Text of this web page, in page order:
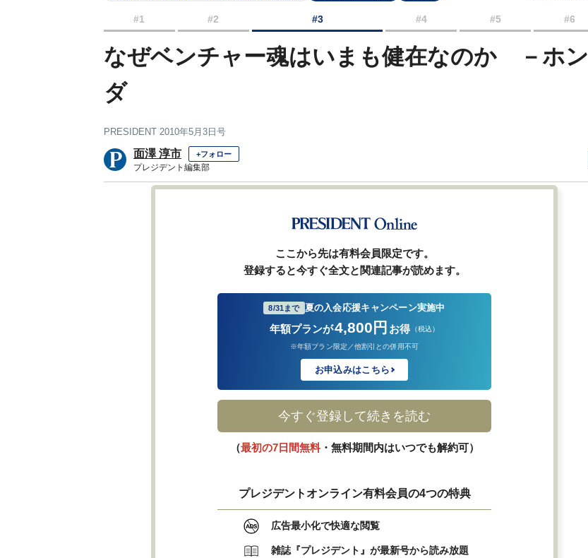
#1 #2 #3 #4 #5 #6
なぜベンチャー魂はいまも健在なのか －ホン
ダ
PRESIDENT 2010年5月3日号
面澤 淳市 +フォロー
プレジデント編集部
ここから先は有料会員限定です。
登録すると今すぐ全文と関連記事が読めます。
8/31まで 夏の入会応援キャンペーン実施中
年額プランが4,800円 お得 （税込）
※年額プラン限定／他割引との併用不可
お申込みはこちら
今すぐ登録して続きを読む
（最初の7日間無料・無料期間内はいつでも解約可）
プレジデントオンライン有料会員の4つの特典
広告最小化で快適な閲覧
雑誌『プレジデント』が最新号から読み放題